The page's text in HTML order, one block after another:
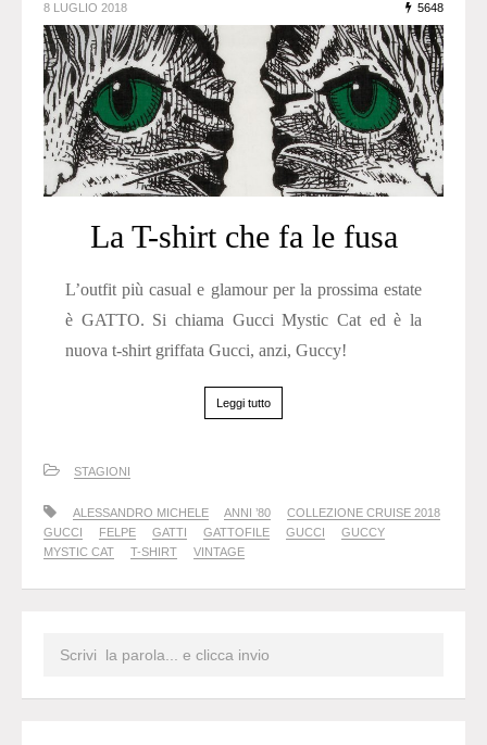
8 LUGLIO 2018 5648
La T-shirt che fa le fusa
L’outfit più casual e glamour per la prossima estate
è GATTO. Si chiama Gucci Mystic Cat ed è la
nuova t-shirt griffata Gucci, anzi, Guccy!
Leggi tutto
STAGIONI
ALESSANDRO MICHELE ANNI ’80
COLLEZIONE CRUISE 2018
GUCCI
FELPE GATTI GATTOFILE GUCCI
GUCCY
MYSTIC CAT
T-SHIRT VINTAGE